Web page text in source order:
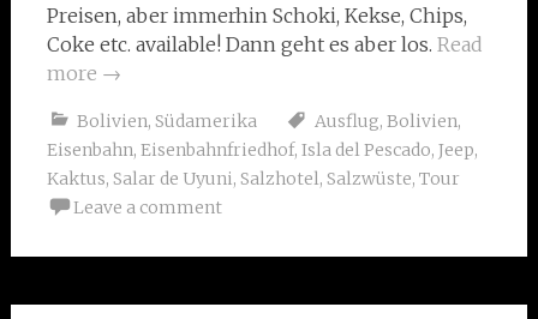
Preisen, aber immerhin Schoki, Kekse, Chips,
Coke etc. available! Dann geht es aber los. Read
more →
Bolivien, Südamerika Ausflug, Bolivien,
Eisenbahn, Eisenbahnfriedhof, Isla del Pescado, Jeep,
Kaktus, Salar de Uyuni, Salzhotel, Salzwüste, Tour
Leave a comment